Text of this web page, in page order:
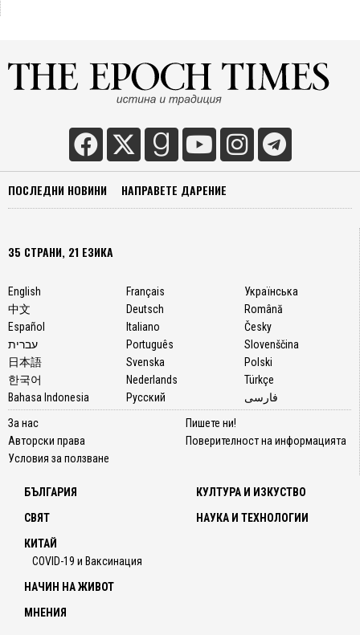
ПОСЛЕДНИ НОВИНИ НАПРАВЕТЕ ДАРЕНИЕ
35 СТРАНИ, 21 ЕЗИКА
English
中文
Español
עברית
日本語
한국어
Bahasa Indonesia
Français
Deutsch
Italiano
Português
Svenska
Nederlands
Русский
Українська
Română
Česky
Slovenščina
Polski
Türkçe
فارسی
За нас
Авторски права
Условия за ползване
Пишете ни!
Поверителност на информацията
БЪЛГАРИЯ
СВЯТ
КИТАЙ
COVID-19 и Ваксинация
КУЛТУРА И ИЗКУСТВО
НАУКА И ТЕХНОЛОГИИ
НАЧИН НА ЖИВОТ
МНЕНИЯ